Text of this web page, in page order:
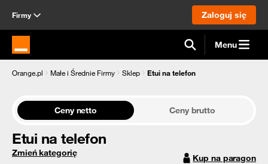
Firmy Zaloguj się
Strona główna Orange.pl Menu
Orange.pl Małe i Średnie Firmy Sklep Etui na telefon
Ceny netto Ceny brutto
Etui na telefon
Zmień kategorię Kup na paragon